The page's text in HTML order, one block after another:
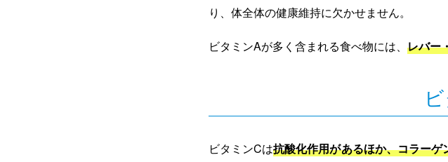
り、体全体の健康維持に欠かせません。
ビタミンAが多く含まれる食べ物には、 レバー
ビタミンCは抗酸化作用があるほか、コラー